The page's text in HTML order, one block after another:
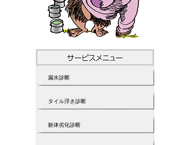
漏水診断
タイル浮き診断
躯体劣化診断